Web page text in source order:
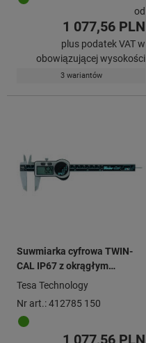
od
1 077,56 PLN
plus podatek VAT w
obowiązującej wysokości
3 wariantów
Suwmiarka cyfrowa TWIN-
CAL IP67 z okrągłym
głębokościomierzem, zakres
pomiarowy: 150mm
Tesa Technology
Nr art.: 412785 150
1 077,56 PLN